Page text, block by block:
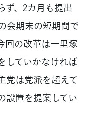
ず、2カ月も提出
会期末の短期間で
回の改革は一里塚
していかなければ
党は党派を超えて
設置を提案してい